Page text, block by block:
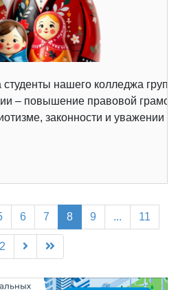
студенты нашего колледжа
– повышение правовой
законности и уважении к
6 7 8 9 ... 11